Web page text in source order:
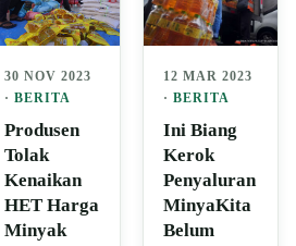
30 NOV 2023
·BERITA
Produsen
Tolak
Kenaikan
HET Harga
Minyak
12 MAR 2023
· BERITA
Ini Biang
Kerok
Penyaluran
MinyaKita
Belum